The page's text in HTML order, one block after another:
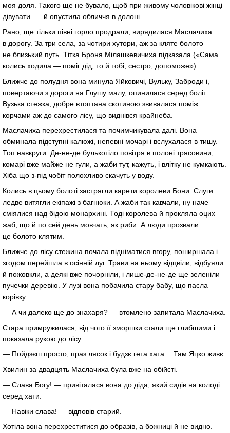
моя доля. Такого ще не бувало, щоб при живому чоловікові жінці
дівувати. — й опустила обличчя в долоні.
Рано, ще тільки півні горло продрали, вирядилася Маслачиха
в дорогу. За три села, за чотири хутори, аж за кляте болото
не близький путь. Тітка Броня Мілашкевичиха підказала («Сама
колись ходила — поміг дід, то й тобі, сестро, допоможе»).
Ближче до полудня вона минула Яйковичі, Вульку, Заброди і,
повертаючи з дороги на Глушу малу, опинилася серед боліт.
Вузька стежка, добре втоптана скотиною звивалася поміж
корчами аж до самого лісу, що виднівся крайнеба.
Маслачиха перехрестилася та почимчикувала далі. Вона
обминала підступні калюжі, непевні мочарі і вслухалася в тишу.
Топ навкруги. Де-не-де булькотіло повітря в полоні трясовини,
комарі вже майже не гули, а жаби тут, кажуть, і влітку не кумкають.
Хіба що з-під чобіт полохливо скачуть у воду.
Колись в цьому болоті застрягли карети королеви Бони. Слуги
ледве витягли екіпажі з багнюки. А жаби так кавчали, ну наче
сміялися над бідою монархині. Тоді королева й прокляла оцих
жаб, що й по сей день мовчать, як риби. А люди прозвали
це болото клятим.
Ближче до лісу стежина почала підніматися вгору, поширшала і
згодом перейшла в осінній луг. Трави на ньому відцвіли, відбуяли
й пожовкли, а деякі вже почорніли, і лише-де-не-де ще зеленіли
пучечки деревію. У лузі вона побачила стару бабу, що пасла
корівку.
— А чи далеко ще до знахаря? — втомлено запитала Маслачиха.
Стара примружилася, від чого її зморшки стали ще глибшими і
показала рукою до лісу.
— Пойдзєш просто, праз лясок і будзє гета хата… Там Яцко живє.
Хвилин за двадцять Маслачиха була вже на обійсті.
— Слава Богу! — привіталася вона до діда, який сидів на колоді
серед хати.
— Навіки слава! — відповів старий.
Хотіла вона перехреститися до образів, а божниці й не видно.